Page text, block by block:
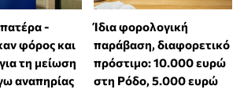
-
φόρος και
τη μείωση
αναπηρίας
Ίδια φορολογική
παράβαση, διαφορετικό
πρόστιμο: 10.000 ευρώ
στη Ρόδο, 5.000 ευρώ